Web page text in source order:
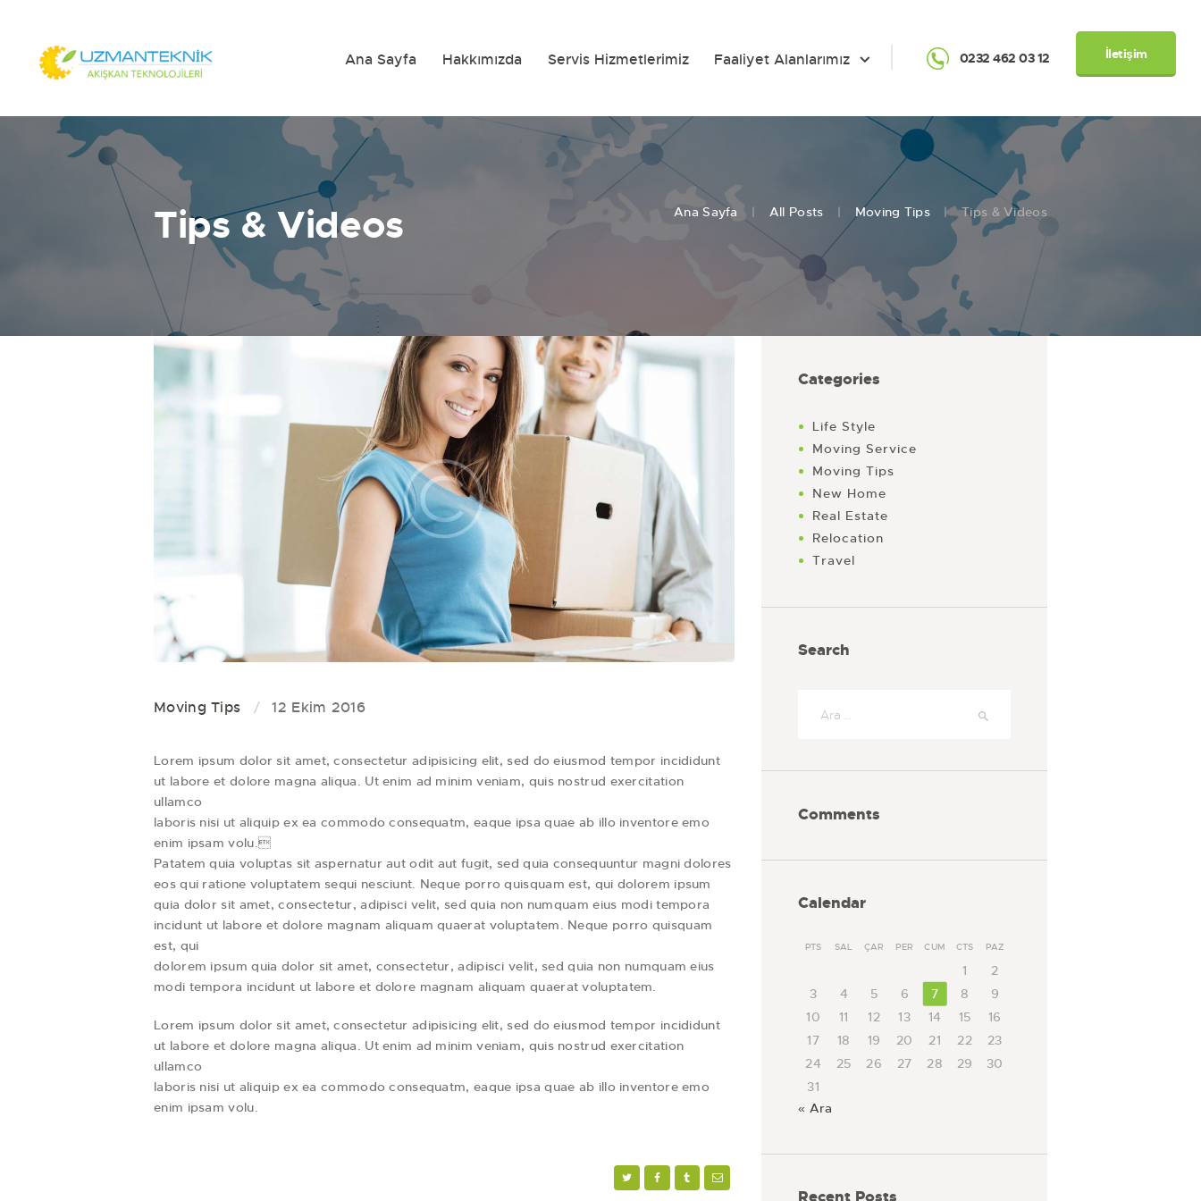
0232 462 03 12 İletişim
Ana Sayfa Hakkımızda Servis Hizmetlerimiz Faaliyet Alanlarımız
Tips & Videos Ana Sayfa All Posts Moving Tips Tips & Videos
Moving Tips 12 Ekim 2016
Lorem ipsum dolor sit amet, consectetur adipisicing elit, sed do eiusmod tempor incididunt
ut labore et dolore magna aliqua. Ut enim ad minim veniam, quis nostrud exercitation
ullamco
laboris nisi ut aliquip ex ea commodo consequatm, eaque ipsa quae ab illo inventore emo
enim ipsam volu.
Patatem quia voluptas sit aspernatur aut odit aut fugit, sed quia consequuntur magni dolores
eos qui ratione voluptatem sequi nesciunt. Neque porro quisquam est, qui dolorem ipsum
quia dolor sit amet, consectetur, adipisci velit, sed quia non numquam eius modi tempora
incidunt ut labore et dolore magnam aliquam quaerat voluptatem. Neque porro quisquam
est, qui
dolorem ipsum quia dolor sit amet, consectetur, adipisci velit, sed quia non numquam eius
modi tempora incidunt ut labore et dolore magnam aliquam quaerat voluptatem.
Lorem ipsum dolor sit amet, consectetur adipisicing elit, sed do eiusmod tempor incididunt
ut labore et dolore magna aliqua. Ut enim ad minim veniam, quis nostrud exercitation
ullamco
laboris nisi ut aliquip ex ea commodo consequatm, eaque ipsa quae ab illo inventore emo
enim ipsam volu.
Categories
Life Style
Moving Service
Moving Tips
New Home
Real Estate
Relocation
Travel
Search
Comments
Calendar
PTS SAL ÇAR PER CUM CTS PAZ
1
2
3
4 5 6 7 8
9
10
11 12 13 14 15
16
17
18 19 20 21 22
23
24
25 26 27 28 29
30
31
« Ara